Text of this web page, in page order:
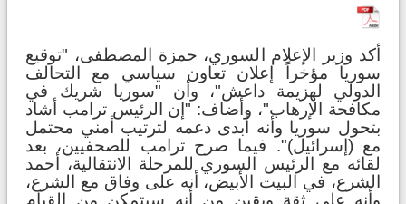
أكد وزير الإعلام السوري، حمزة المصطفى، "توقيع
سوريا مؤخراً إعلان تعاون سياسي مع التحالف
الدولي لهزيمة داعش"، وأن "سوريا شريك في
مكافحة الإرهاب"، وأضاف: "إن الرئيس ترامب أشاد
بتحول سوريا وأنه أبدى دعمه لترتيب أمني محتمل
مع (إسرائيل)". فيما صرح ترامب للصحفيين، بعد
لقائه مع الرئيس السوري للمرحلة الانتقالية، أحمد
الشرع، في البيت الأبيض، أنه على وفاق مع الشرع،
وأنه على ثقة ويقين من أنه سيتمكن من القيام